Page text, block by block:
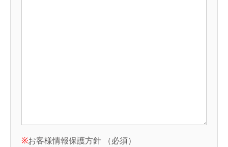
※お客様情報保護方針 （必須）